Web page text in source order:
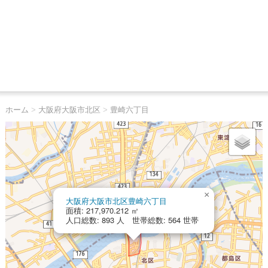
ホーム > 大阪府大阪市北区 > 豊崎六丁目
大阪府大阪市北区豊崎六丁目
面積: 217,970.212 ㎡
人口総数: 893 人 世帯総数: 564 世帯
×